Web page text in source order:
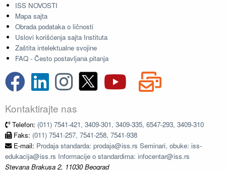
ISS NOVOSTI
Mapa sajta
Obrada podataka o ličnosti
Uslovi korišćenja sajta Instituta
Zaštita intelektualne svojine
FAQ - Često postavljana pitanja
Kontaktirajte nas
Telefon: (011) 7541-421, 3409-301, 3409-335, 6547-293, 3409-310
Faks: (011) 7541-257, 7541-258, 7541-938
E-mail: Prodaja standarda: prodaja@iss.rs Seminari, obuke: iss-
edukacija@iss.rs Informacije o standardima: infocentar@iss.rs
Stevana Brakusa 2, 11030 Beograd